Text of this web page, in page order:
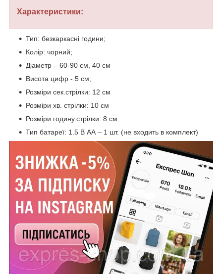
Характеристики:
Тип: безкаркасні години;
Колір: чорний;
Діаметр – 60-90 см, 40 см
Висота цифр - 5 см;
Розміри сек.стрілки: 12 см
Розміри хв. стрілки: 10 см
Розміри годину.стрілки: 8 см
Тип батареї: 1.5 В АА – 1 шт. (не входить в комплект)